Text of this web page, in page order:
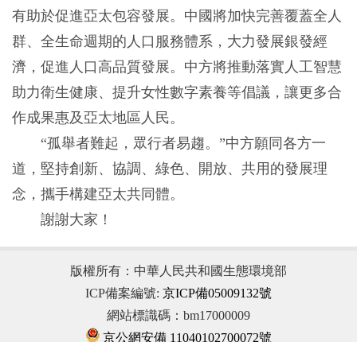
有助於促進亞太包容發展。中國將加快完善覆蓋全人
群、全生命週期的人口服務體系，大力發展銀發經
濟，促進人口高品質發展。中方將推動落實人工智慧
助力衛生健康、提升女性數字素養等倡議，讓更多合
作成果惠及亞太地區人民。
“孤舉者難起，眾行者易趨。”中方願同各方一
道，堅持創新、協調、綠色、開放、共用的發展理
念，攜手構建亞太共同體。
謝謝大家！
版權所有：中華人民共和國生態環境部
ICP備案編號: 京ICP備05009132號
網站標識碼：bm17000009
京公網安備 11040102700072號